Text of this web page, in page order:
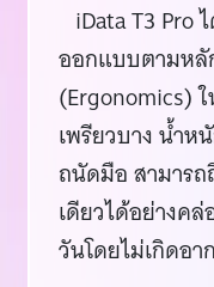
iData T3 Pro
ออกแบบตามหลั
(Ergonomics)
เพรียวบาง น้ำห
ถนัดมือ สามาร
เดียวได้อย่างค
วันโดยไม่เกิดอา